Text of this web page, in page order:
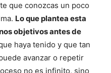
que conozcas un poco
Lo que plantea esta
objetivos antes de
haya tenido y que tan
avanzar o repetir
no es infinito, sino